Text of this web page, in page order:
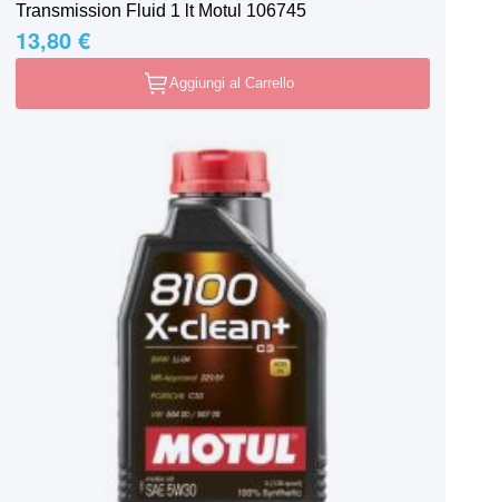
Transmission Fluid 1 lt Motul 106745
13,80 €
Aggiungi al Carrello